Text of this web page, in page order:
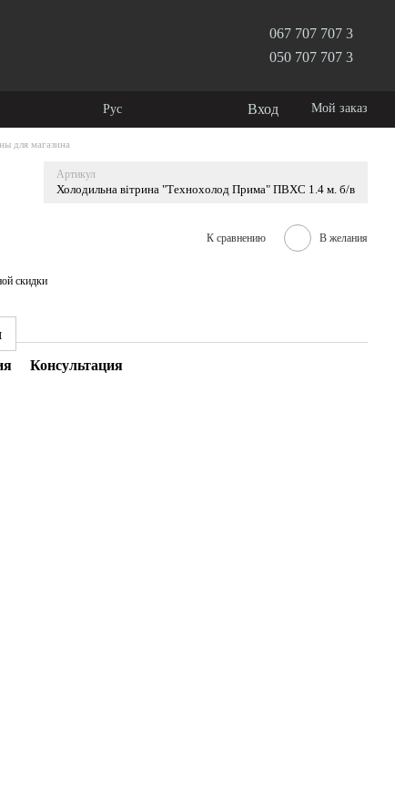
067 707 707 3
050 707 707 3
Рус Вход Мой заказ
для магазина
Артикул
Холодильна вітрина "Технохолод Прима" ПВХС 1.4 м. б/в
К сравнению В желания
скидки
Консультация